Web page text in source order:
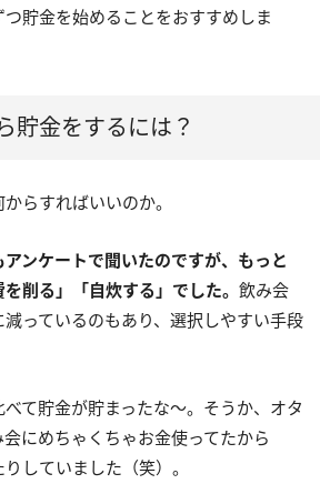
貯金を始めることをおすすめしま
貯金をするには？
らすればいいのか。
ンケートで聞いたのですが、もっと
削る」「自炊する」でした。 飲み会
っているのもあり、選択しやすい手段
て貯金が貯まったな〜。そうか、オタ
にめちゃくちゃお金使ってたから
していました（笑）。